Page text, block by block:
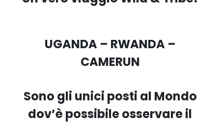
UGANDA – RWANDA –
CAMERUN
Sono gli unici posti al Mondo
dov’è possibile osservare il